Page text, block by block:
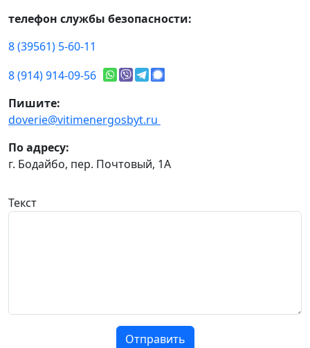
телефон службы безопасности:
8 (39561) 5-60-11
8 (914) 914-09-56
Пишите:
doverie@vitimenergosbyt.ru
По адресу:
г. Бодайбо, пер. Почтовый, 1А
Текст
Отправить